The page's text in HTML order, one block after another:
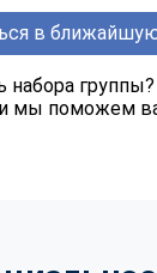
в
группы?
и мы поможем